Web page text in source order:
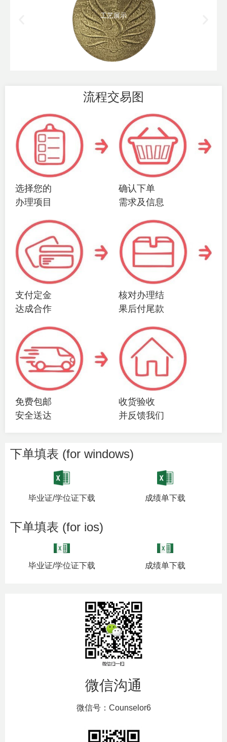
工艺展示
流程交易图
选择您的
办理项目
确认下单
需求及信息
支付定金
达成合作
核对办理结
果后付尾款
免费包邮
安全送达
收货验收
并反馈我们
下单填表 (for windows)
毕业证/学位证下载 成绩单下载
下单填表 (for ios)
毕业证/学位证下载 成绩单下载
微信沟通
微信号：Counselor6